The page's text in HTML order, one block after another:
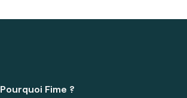
Pourquoi Fime ?